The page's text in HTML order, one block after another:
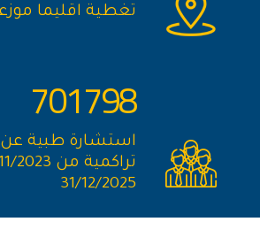
تغطية اقليما موزعة
701798
31/12/2025